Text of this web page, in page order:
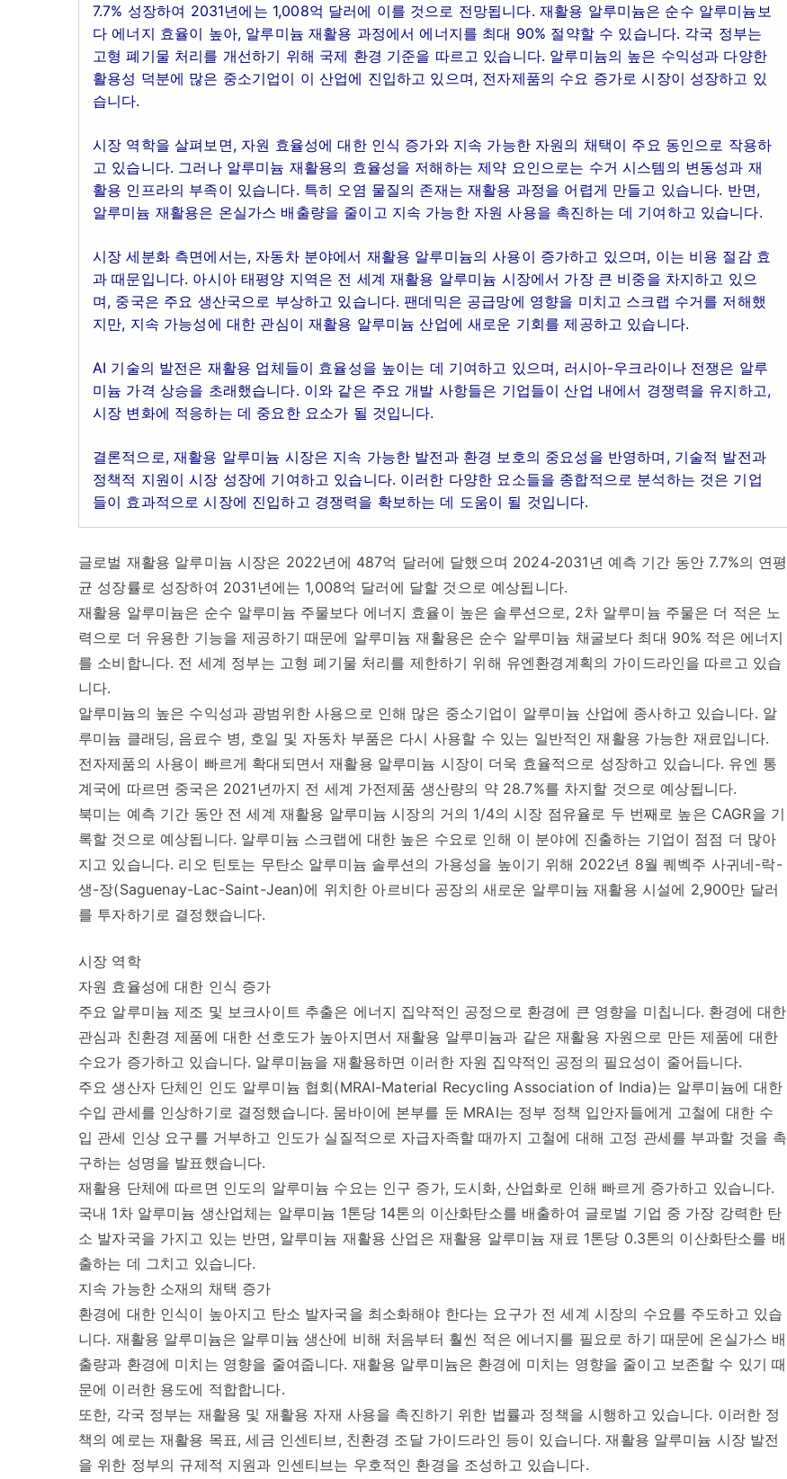
7.7% 성장하여 2031년에는 1,008억 달러에 이를 것으로 전망됩니다. 재활용 알루미늄은 순수 알루미늄보
다 에너지 효율이 높아, 알루미늄 재활용 과정에서 에너지를 최대 90% 절약할 수 있습니다. 각국 정부는
고형 폐기물 처리를 개선하기 위해 국제 환경 기준을 따르고 있습니다. 알루미늄의 높은 수익성과 다양한
활용성 덕분에 많은 중소기업이 이 산업에 진입하고 있으며, 전자제품의 수요 증가로 시장이 성장하고 있
습니다.
시장 역학을 살펴보면, 자원 효율성에 대한 인식 증가와 지속 가능한 자원의 채택이 주요 동인으로 작용하
고 있습니다. 그러나 알루미늄 재활용의 효율성을 저해하는 제약 요인으로는 수거 시스템의 변동성과 재
활용 인프라의 부족이 있습니다. 특히 오염 물질의 존재는 재활용 과정을 어렵게 만들고 있습니다. 반면,
알루미늄 재활용은 온실가스 배출량을 줄이고 지속 가능한 자원 사용을 촉진하는 데 기여하고 있습니다.
시장 세분화 측면에서는, 자동차 분야에서 재활용 알루미늄의 사용이 증가하고 있으며, 이는 비용 절감 효
과 때문입니다. 아시아 태평양 지역은 전 세계 재활용 알루미늄 시장에서 가장 큰 비중을 차지하고 있으
며, 중국은 주요 생산국으로 부상하고 있습니다. 팬데믹은 공급망에 영향을 미치고 스크랩 수거를 저해했
지만, 지속 가능성에 대한 관심이 재활용 알루미늄 산업에 새로운 기회를 제공하고 있습니다.
AI 기술의 발전은 재활용 업체들이 효율성을 높이는 데 기여하고 있으며, 러시아-우크라이나 전쟁은 알루
미늄 가격 상승을 초래했습니다. 이와 같은 주요 개발 사항들은 기업들이 산업 내에서 경쟁력을 유지하고,
시장 변화에 적응하는 데 중요한 요소가 될 것입니다.
결론적으로, 재활용 알루미늄 시장은 지속 가능한 발전과 환경 보호의 중요성을 반영하며, 기술적 발전과
정책적 지원이 시장 성장에 기여하고 있습니다. 이러한 다양한 요소들을 종합적으로 분석하는 것은 기업
들이 효과적으로 시장에 진입하고 경쟁력을 확보하는 데 도움이 될 것입니다.
글로벌 재활용 알루미늄 시장은 2022년에 487억 달러에 달했으며 2024-2031년 예측 기간 동안 7.7%의 연평
균 성장률로 성장하여 2031년에는 1,008억 달러에 달할 것으로 예상됩니다.
재활용 알루미늄은 순수 알루미늄 주물보다 에너지 효율이 높은 솔루션으로, 2차 알루미늄 주물은 더 적은 노
력으로 더 유용한 기능을 제공하기 때문에 알루미늄 재활용은 순수 알루미늄 채굴보다 최대 90% 적은 에너지
를 소비합니다. 전 세계 정부는 고형 폐기물 처리를 제한하기 위해 유엔환경계획의 가이드라인을 따르고 있습
니다.
알루미늄의 높은 수익성과 광범위한 사용으로 인해 많은 중소기업이 알루미늄 산업에 종사하고 있습니다. 알
루미늄 클래딩, 음료수 병, 호일 및 자동차 부품은 다시 사용할 수 있는 일반적인 재활용 가능한 재료입니다.
전자제품의 사용이 빠르게 확대되면서 재활용 알루미늄 시장이 더욱 효율적으로 성장하고 있습니다. 유엔 통
계국에 따르면 중국은 2021년까지 전 세계 가전제품 생산량의 약 28.7%를 차지할 것으로 예상됩니다.
북미는 예측 기간 동안 전 세계 재활용 알루미늄 시장의 거의 1/4의 시장 점유율로 두 번째로 높은 CAGR을 기
록할 것으로 예상됩니다. 알루미늄 스크랩에 대한 높은 수요로 인해 이 분야에 진출하는 기업이 점점 더 많아
지고 있습니다. 리오 틴토는 무탄소 알루미늄 솔루션의 가용성을 높이기 위해 2022년 8월 퀘벡주 사귀네-락-
생-장(Saguenay-Lac-Saint-Jean)에 위치한 아르비다 공장의 새로운 알루미늄 재활용 시설에 2,900만 달러
를 투자하기로 결정했습니다.
시장 역학
자원 효율성에 대한 인식 증가
주요 알루미늄 제조 및 보크사이트 추출은 에너지 집약적인 공정으로 환경에 큰 영향을 미칩니다. 환경에 대한
관심과 친환경 제품에 대한 선호도가 높아지면서 재활용 알루미늄과 같은 재활용 자원으로 만든 제품에 대한
수요가 증가하고 있습니다. 알루미늄을 재활용하면 이러한 자원 집약적인 공정의 필요성이 줄어듭니다.
주요 생산자 단체인 인도 알루미늄 협회(MRAI-Material Recycling Association of India)는 알루미늄에 대한
수입 관세를 인상하기로 결정했습니다. 뭄바이에 본부를 둔 MRAI는 정부 정책 입안자들에게 고철에 대한 수
입 관세 인상 요구를 거부하고 인도가 실질적으로 자급자족할 때까지 고철에 대해 고정 관세를 부과할 것을 촉
구하는 성명을 발표했습니다.
재활용 단체에 따르면 인도의 알루미늄 수요는 인구 증가, 도시화, 산업화로 인해 빠르게 증가하고 있습니다.
국내 1차 알루미늄 생산업체는 알루미늄 1톤당 14톤의 이산화탄소를 배출하여 글로벌 기업 중 가장 강력한 탄
소 발자국을 가지고 있는 반면, 알루미늄 재활용 산업은 재활용 알루미늄 재료 1톤당 0.3톤의 이산화탄소를 배
출하는 데 그치고 있습니다.
지속 가능한 소재의 채택 증가
환경에 대한 인식이 높아지고 탄소 발자국을 최소화해야 한다는 요구가 전 세계 시장의 수요를 주도하고 있습
니다. 재활용 알루미늄은 알루미늄 생산에 비해 처음부터 훨씬 적은 에너지를 필요로 하기 때문에 온실가스 배
출량과 환경에 미치는 영향을 줄여줍니다. 재활용 알루미늄은 환경에 미치는 영향을 줄이고 보존할 수 있기 때
문에 이러한 용도에 적합합니다.
또한, 각국 정부는 재활용 및 재활용 자재 사용을 촉진하기 위한 법률과 정책을 시행하고 있습니다. 이러한 정
책의 예로는 재활용 목표, 세금 인센티브, 친환경 조달 가이드라인 등이 있습니다. 재활용 알루미늄 시장 발전
을 위한 정부의 규제적 지원과 인센티브는 우호적인 환경을 조성하고 있습니다.